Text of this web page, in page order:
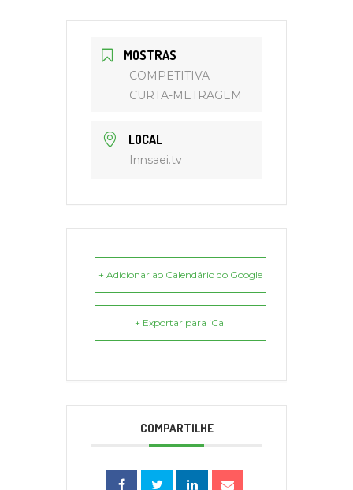
MOSTRAS
COMPETITIVA
CURTA-METRAGEM
LOCAL
Innsaei.tv
+ Adicionar ao Calendário do Google
+ Exportar para iCal
COMPARTILHE